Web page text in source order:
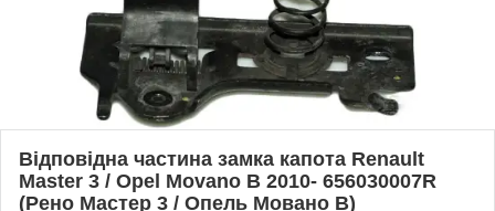
Відповідна частина замка капота Renault
Master 3 / Opel Movano B 2010- 656030007R
(Рено Мастер 3 / Опель Мовано B)